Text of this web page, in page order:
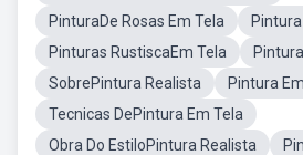
PinturaDe Rosas Em Tela
Pinturas RustiscaEm Tela
SobrePintura Realista
Pintura
Tecnicas DePintura Em Tela
Obra Do EstiloPintura Realista